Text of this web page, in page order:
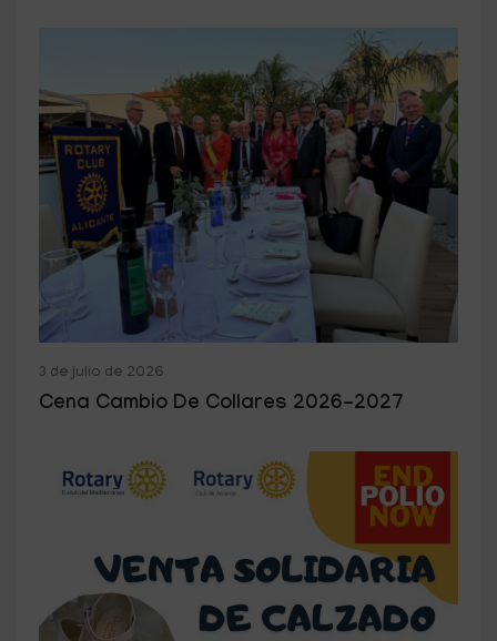
3 de julio de 2026
Cena Cambio De Collares 2026-2027